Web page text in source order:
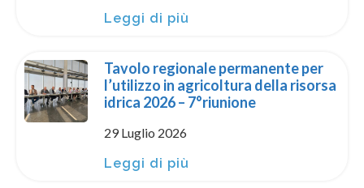
Leggi di più
Tavolo regionale permanente per
l’utilizzo in agricoltura della risorsa
idrica 2026 – 7°riunione
29 Luglio 2026
Leggi di più